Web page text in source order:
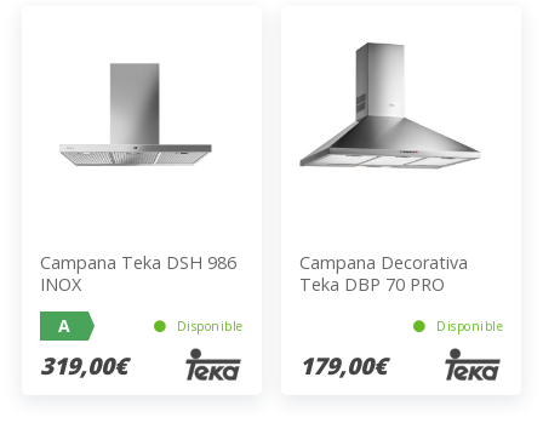
Campana Teka DSH 986
INOX
A
Disponible
319,00€
Campana Decorativa
Teka DBP 70 PRO
Disponible
179,00€